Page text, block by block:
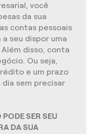
você
da sua
contas pessoais
seu dispor uma
disso, conta
Ou seja,
e um prazo
dia sem precisar
SER SEU
DA SUA